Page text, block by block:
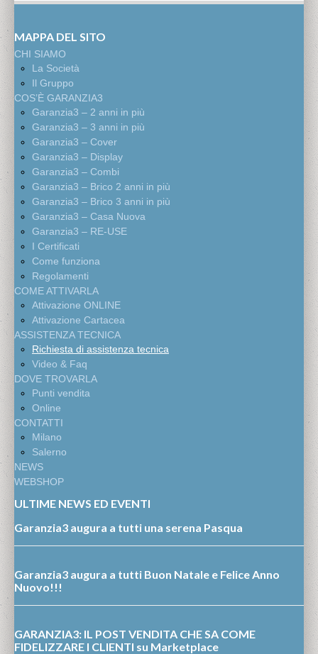
MAPPA DEL SITO
CHI SIAMO
La Società
Il Gruppo
COS’È GARANZIA3
Garanzia3 – 2 anni in più
Garanzia3 – 3 anni in più
Garanzia3 – Cover
Garanzia3 – Display
Garanzia3 – Combi
Garanzia3 – Brico 2 anni in più
Garanzia3 – Brico 3 anni in più
Garanzia3 – Casa Nuova
Garanzia3 – RE-USE
I Certificati
Come funziona
Regolamenti
COME ATTIVARLA
Attivazione ONLINE
Attivazione Cartacea
ASSISTENZA TECNICA
Richiesta di assistenza tecnica
Video & Faq
DOVE TROVARLA
Punti vendita
Online
CONTATTI
Milano
Salerno
NEWS
WEBSHOP
ULTIME NEWS ED EVENTI
Garanzia3 augura a tutti una serena Pasqua
Garanzia3 augura a tutti Buon Natale e Felice Anno
Nuovo!!!
GARANZIA3: IL POST VENDITA CHE SA COME
FIDELIZZARE I CLIENTI su Marketplace